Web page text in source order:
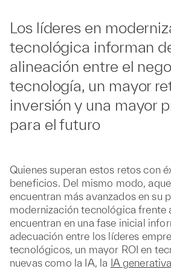
Los líderes en
tecnológica informan
alineación entre el
tecnología, un mayor
inversión y una mayor
para el futuro
Quienes superan estos retos con
beneficios. Del mismo modo,
encuentran más avanzados en su
modernización tecnológica frente
encuentran en una fase inicial
adecuación entre los líderes
tecnológicos, un mayor ROI en
nuevas como la IA, la IA generativa